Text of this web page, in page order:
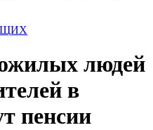
людей
в
пенсии